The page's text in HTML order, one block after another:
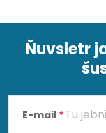
Ňuvsletr
E-mail